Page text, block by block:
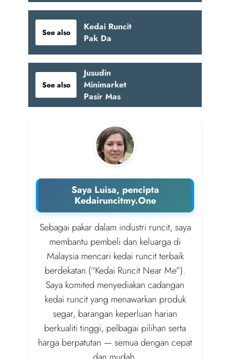
See also
Kedai Runcit
Pak Da
See also
Jusudin
Minimarket
Pasir Mas
Saya Luisa, pencipta
Kedairuncitmy.One
Sebagai pakar dalam industri runcit, saya
membantu pembeli dan keluarga di
Malaysia mencari kedai runcit terbaik
berdekatan (“Kedai Runcit Near Me”).
Saya komited menyediakan cadangan
kedai runcit yang menawarkan produk
segar, barangan keperluan harian
berkualiti tinggi, pelbagai pilihan serta
harga berpatutan — semua dengan cepat